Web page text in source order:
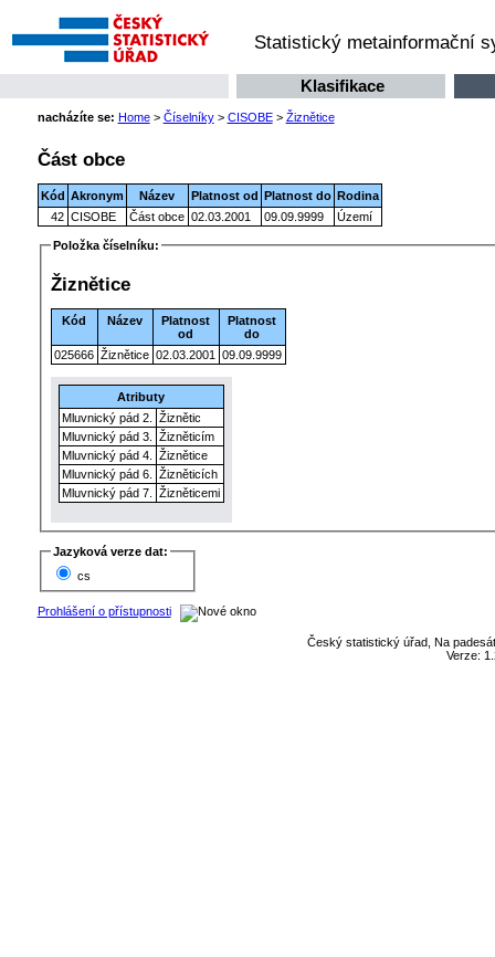
Statistický metainformační
Klasifikace
nacházíte se: Home> Číselníky> CISOBE> Žiznětice
Část obce
Kód Akronym Název Platnost od Platnost do Rodina
42 CISOBE Část obce 02.03.2001 09.09.9999 Území
Položka číselníku:
Žiznětice
Kód Název
Platnost
od
Platnost
do
025666 Žiznětice 02.03.2001 09.09.9999
Atributy
Mluvnický pád 2.
Žiznětic
Mluvnický pád 3.
Žizněticím
Mluvnický pád 4.
Žiznětice
Mluvnický pád 6.
Žizněticích
Mluvnický pád 7.
Žizněticemi
Jazyková verze dat:
cs
Prohlášení o přístupnosti
Český statistický úřad, Na
Verze: